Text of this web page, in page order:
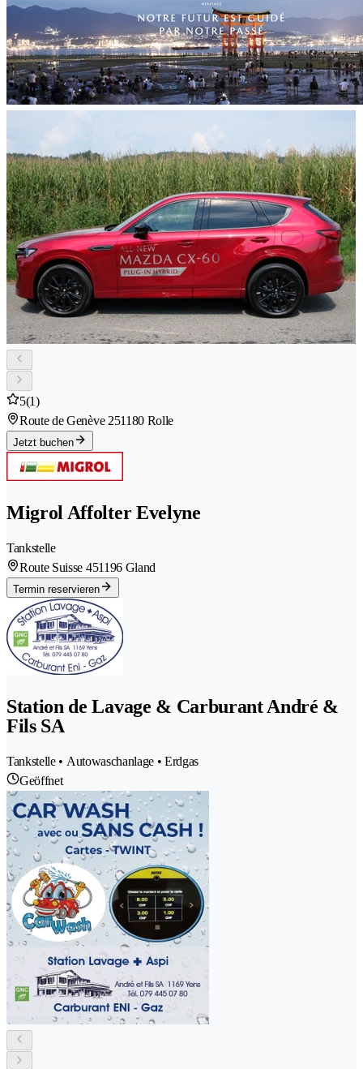
5(1)
Route de Genève 251180 Rolle
Jetzt buchen
Migrol Affolter Evelyne
Tankstelle
Route Suisse 451196 Gland
Termin reservieren
Station de Lavage & Carburant André &
Fils SA
Tankstelle • Autowaschanlage • Erdgas
Geöffnet